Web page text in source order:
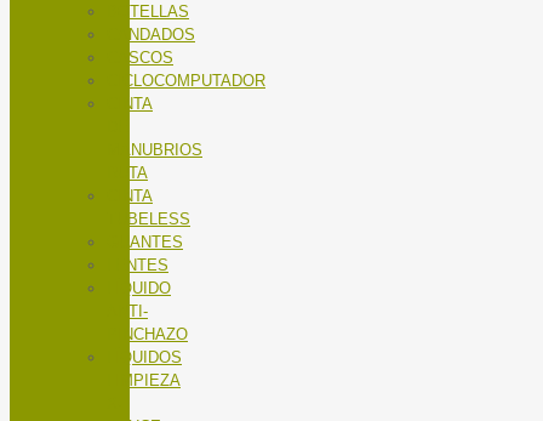
BOTELLAS
CANDADOS
CASCOS
CICLOCOMPUTADOR
CINTA
MANUBRIOS
RUTA
CINTA
TUBELESS
GUANTES
LENTES
LÍQUIDO
ANTI-
PINCHAZO
LÍQUIDOS
LIMPIEZA